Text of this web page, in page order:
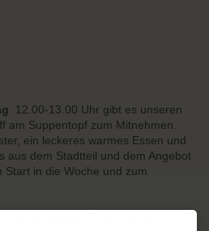
12.00-13.00 Uhr gibt es unseren
am Suppentopf zum Mitnehmen.
ein leckeres warmes Essen und
aus dem Stadtteil und dem Angebot
Start in die Woche und zum
Deckung der Kosten für die